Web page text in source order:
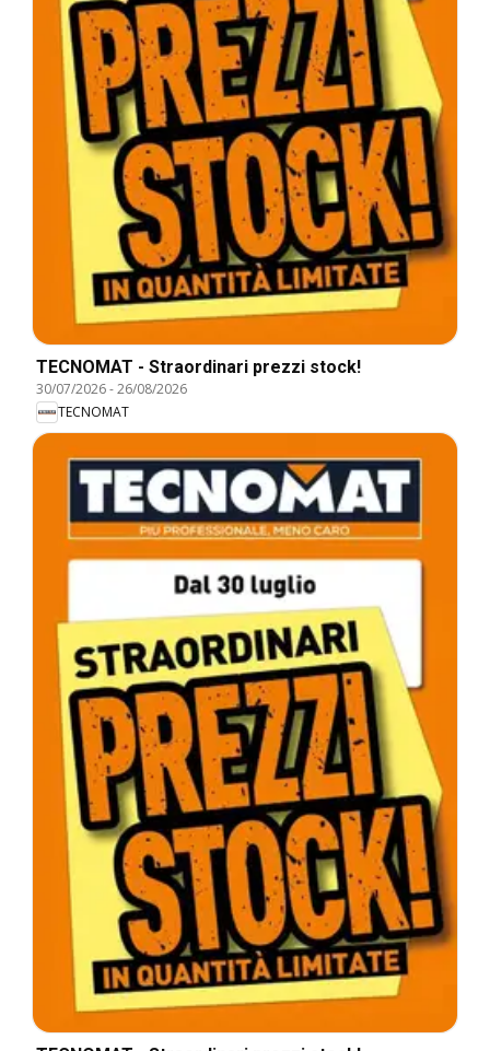
TECNOMAT - Straordinari prezzi stock!
30/07/2026-26/08/2026
TECNOMAT